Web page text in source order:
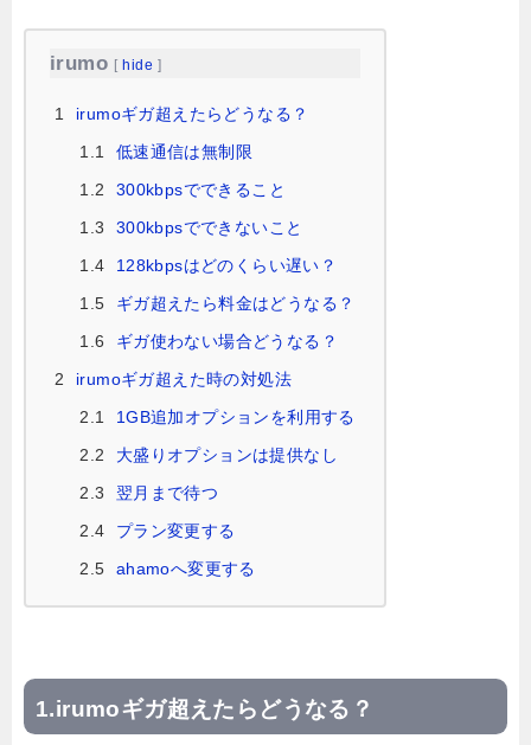
irumo [ hide ]
1
irumoギガ超えたらどうなる？
1.1
低速通信は無制限
1.2
300kbpsでできること
1.3
300kbpsでできないこと
1.4
128kbpsはどのくらい遅い？
1.5
ギガ超えたら料金はどうなる？
1.6
ギガ使わない場合どうなる？
2
irumoギガ超えた時の対処法
2.1
1GB追加オプションを利用する
2.2
大盛りオプションは提供なし
2.3
翌月まで待つ
2.4
プラン変更する
2.5
ahamoへ変更する
irumoギガ超えたらどうなる？